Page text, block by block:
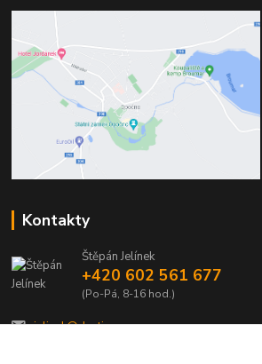
Kontakty
Štěpán Jelínek
+420 602 561 677
(Po-Pá, 8-16 hod.)
jelinek@dentia.cz